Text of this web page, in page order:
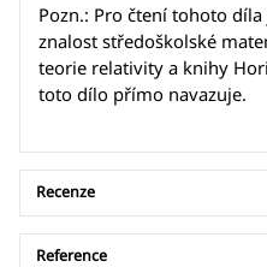
Pozn.: Pro čtení tohoto
znalost středoškolské
teorie relativity a knihy
toto dílo přímo navazuje.
Recenze
Reference